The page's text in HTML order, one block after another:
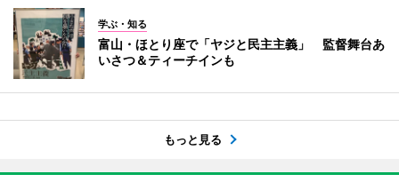
学ぶ・知る
富山・ほとり座で「ヤジと民主主義」 監督舞台あ
いさつ＆ティーチインも
もっと見る